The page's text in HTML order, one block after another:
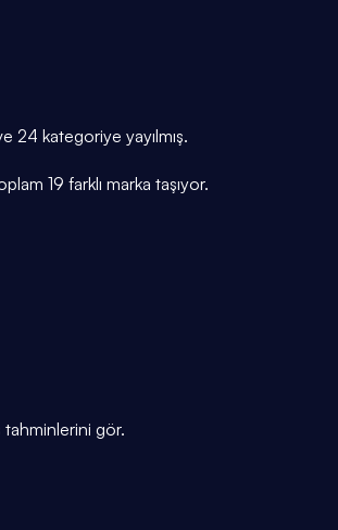
24 kategoriye yayılmış.
19 farklı marka taşıyor.
tahminlerini gör.